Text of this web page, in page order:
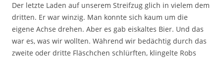
Der letzte Laden auf unserem Streifzug glich in vielem dem
dritten. Er war winzig. Man konnte sich kaum um die
eigene Achse drehen. Aber es gab eiskaltes Bier. Und das
war es, was wir wollten. Während wir bedächtig durch das
zweite oder dritte Fläschchen schlürften, klingelte Robs